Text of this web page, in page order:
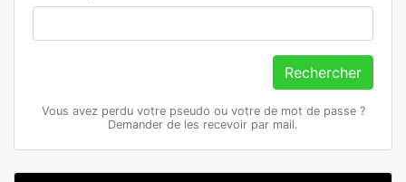
Rechercher
Vous avez perdu votre pseudo ou votre de mot de passe ?
Demander de les recevoir par mail.